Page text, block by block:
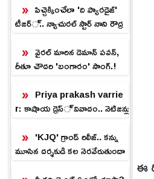
పిచ్చెక్కించేలా 'ది ప్యారడైజ్'
టీజర్.. న్యాచురల్ స్టార్ నాని రౌద్ర
వైరల్ మారిన డెమాన్ పవన్,
రీతూ చౌదరి 'బంగారం' సాంగ్.!
Priya prakash varrie
r: కాషాయ డ్రెస్ వివాదం.. నెటిజన్లు
'KJQ' గ్రాండ్ రిలీజ్.. కన్ను
మూసిన దర్శకుడి కల నెరవేరుతుందా
ఈ